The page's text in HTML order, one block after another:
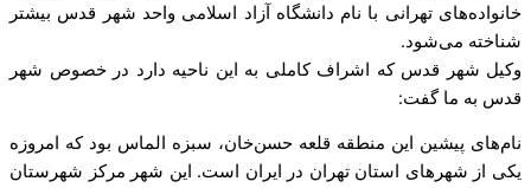
خانواده‌های تهرانی با نام دانشگاه آزاد اسلامی واحد شهر قدس بیشتر
شناخته می‌شود.
وکیل شهر قدس که اشراف کاملی به این ناحیه دارد در خصوص شهر
قدس به ما گفت:
نام‌های پیشین این منطقه قلعه حسن‌خان، سبزه الماس بود که امروزه
یکی از شهرهای استان تهران در ایران است. این شهر مرکز شهرستان